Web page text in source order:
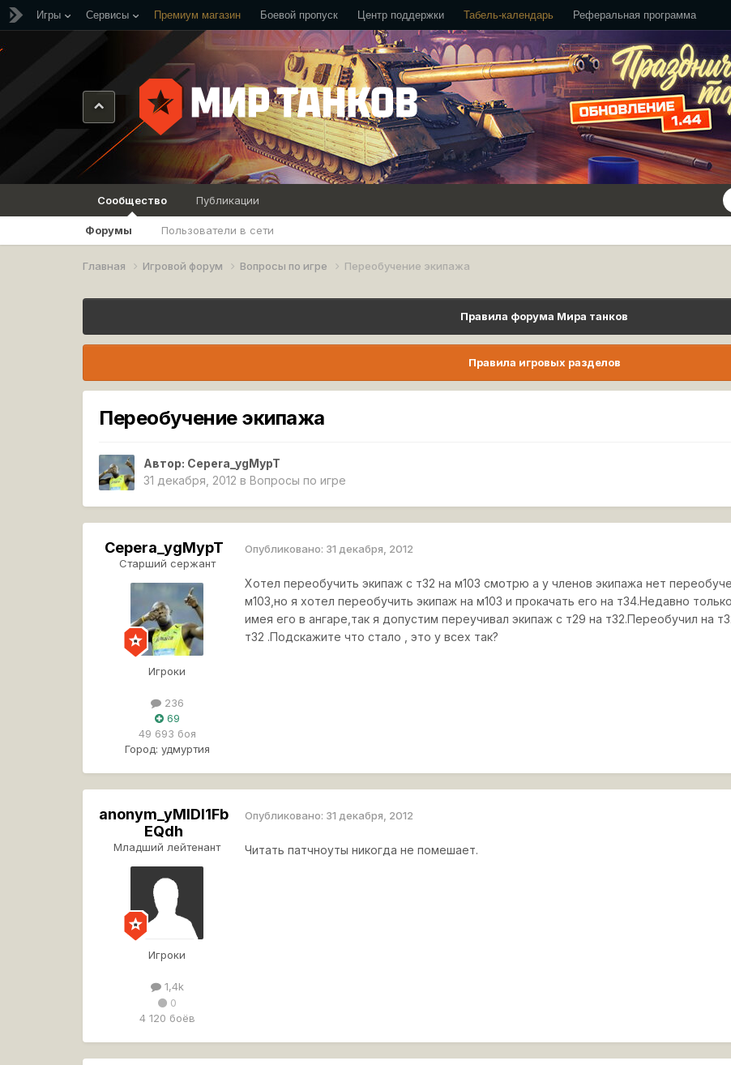
Игры Сервисы Премиум магазин Боевой пропуск Центр поддержки Табель-календарь Реферальная программа
Сообщество
Форумы Пользователи в сети
Публикации
Главная Игровой форум Вопросы по игре Переобучение экипажа
Правила форума Мира танков
Правила игровых разделов
Переобучение экипажа
Автор: Cepera_ygMypT
31 декабря, 2012 в Вопросы по игре
Cepera_ygMypT
Старший сержант
Игроки
236
69
49 693 боя
Город: удмуртия
Опубликовано: 31 декабря, 2012
Хотел переобучить экипаж с т32 на м103 смотрю а у членов экипажа нет
м103,но я хотел переобучить экипаж на м103 и прокачать его на т34.Недавно
имея его в ангаре,так я допустим переучивал экипаж с т29 на т32.Переобучил на
т32 .Подскажите что стало , это у всех так?
anonym_yMIDl1Fb
EQdh
Младший лейтенант
Игроки
1,4k
0
4 120 боёв
Опубликовано: 31 декабря, 2012
Читать патчноуты никогда не помешает.